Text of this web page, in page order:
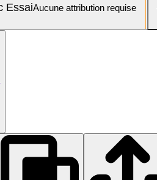
EssaiAucune attribution requise